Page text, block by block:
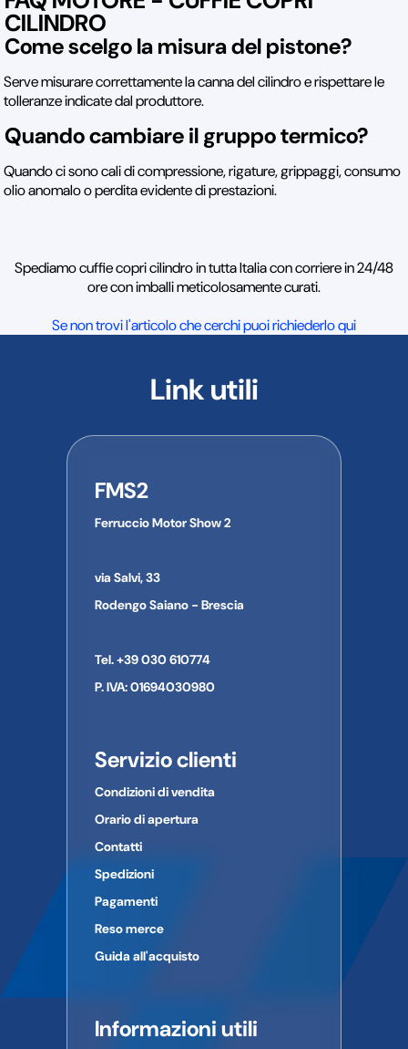
CILINDRO
Come scelgo la misura del pistone?
Serve misurare correttamente la canna del cilindro e rispettare le
tolleranze indicate dal produttore.
Quando cambiare il gruppo termico?
Quando ci sono cali di compressione, rigature, grippaggi, consumo
olio anomalo o perdita evidente di prestazioni.
Spediamo cuffie copri cilindro in tutta Italia con corriere in 24/48
ore con imballi meticolosamente curati.
Se non trovi l'articolo che cerchi puoi richiederlo qui
Link utili
FMS2
Ferruccio Motor Show 2
via Salvi, 33
Rodengo Saiano - Brescia
Tel. +39 030 610774
P. IVA: 01694030980
Servizio clienti
Condizioni di vendita
Orario di apertura
Contatti
Spedizioni
Pagamenti
Reso merce
Guida all'acquisto
Informazioni utili